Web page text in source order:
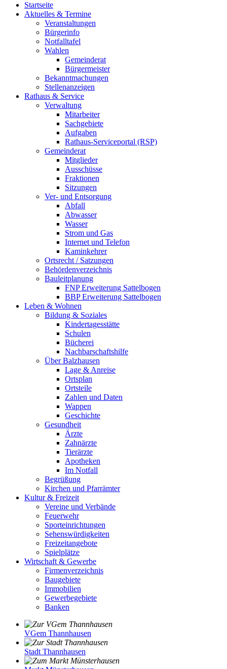
Startseite
Aktuelles & Termine
Veranstaltungen
Bürgerinfo
Notfalltafel
Wahlen
Gemeinderat
Bürgermeister
Bekanntmachungen
Stellenanzeigen
Rathaus & Service
Verwaltung
Mitarbeiter
Sachgebiete
Aufgaben
Rathaus-Serviceportal (RSP)
Gemeinderat
Mitglieder
Ausschüsse
Fraktionen
Sitzungen
Ver- und Entsorgung
Abfall
Abwasser
Wasser
Strom und Gas
Internet und Telefon
Kaminkehrer
Ortsrecht / Satzungen
Behördenverzeichnis
Bauleitplanung
FNP Erweiterung Sattelbogen
BBP Erweiterung Sattelbogen
Leben & Wohnen
Bildung & Soziales
Kindertagesstätte
Schulen
Bücherei
Nachbarschaftshilfe
Über Balzhausen
Lage & Anreise
Ortsplan
Ortsteile
Zahlen und Daten
Wappen
Geschichte
Gesundheit
Ärzte
Zahnärzte
Tierärzte
Apotheken
Im Notfall
Begrüßung
Kirchen und Pfarrämter
Kultur & Freizeit
Vereine und Verbände
Feuerwehr
Sporteinrichtungen
Sehenswürdigkeiten
Freizeitangebote
Spielplätze
Wirtschaft & Gewerbe
Firmenverzeichnis
Baugebiete
Immobilien
Gewerbegebiete
Banken
VGem Thannhausen
Stadt Thannhausen